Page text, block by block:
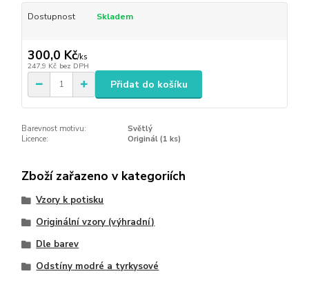
Dostupnost Skladem
300,0 Kč/ks
247,9 Kč bez DPH
Přidat do košíku
Barevnost motivu:
Světlý
Licence:
Originál (1 ks)
Zboží zařazeno v kategoriích
Vzory k potisku
Originální vzory (výhradní)
Dle barev
Odstíny modré a tyrkysové